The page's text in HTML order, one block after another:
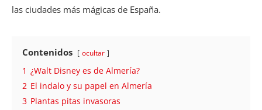
las ciudades más mágicas de España.
Contenidos ocultar
1 ¿Walt Disney es de Almería?
2 El indalo y su papel en Almería
3 Plantas pitas invasoras